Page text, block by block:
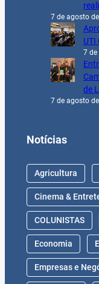
7 de agosto
UTI
7 de
de
7 de agosto
Notícias
Agricultura
Cinema &
COLUNISTAS
Economia
Empresas e